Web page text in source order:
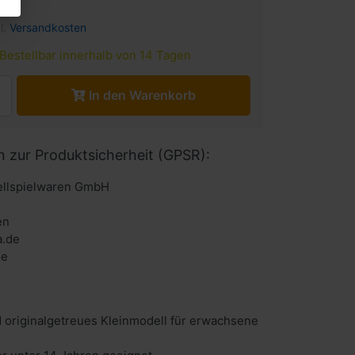
Versandkosten
Bestellbar innerhalb von 14 Tagen
In den Warenkorb
zur Produktsicherheit (GPSR):
GmbH
originalgetreues Kleinmodell für erwachsene